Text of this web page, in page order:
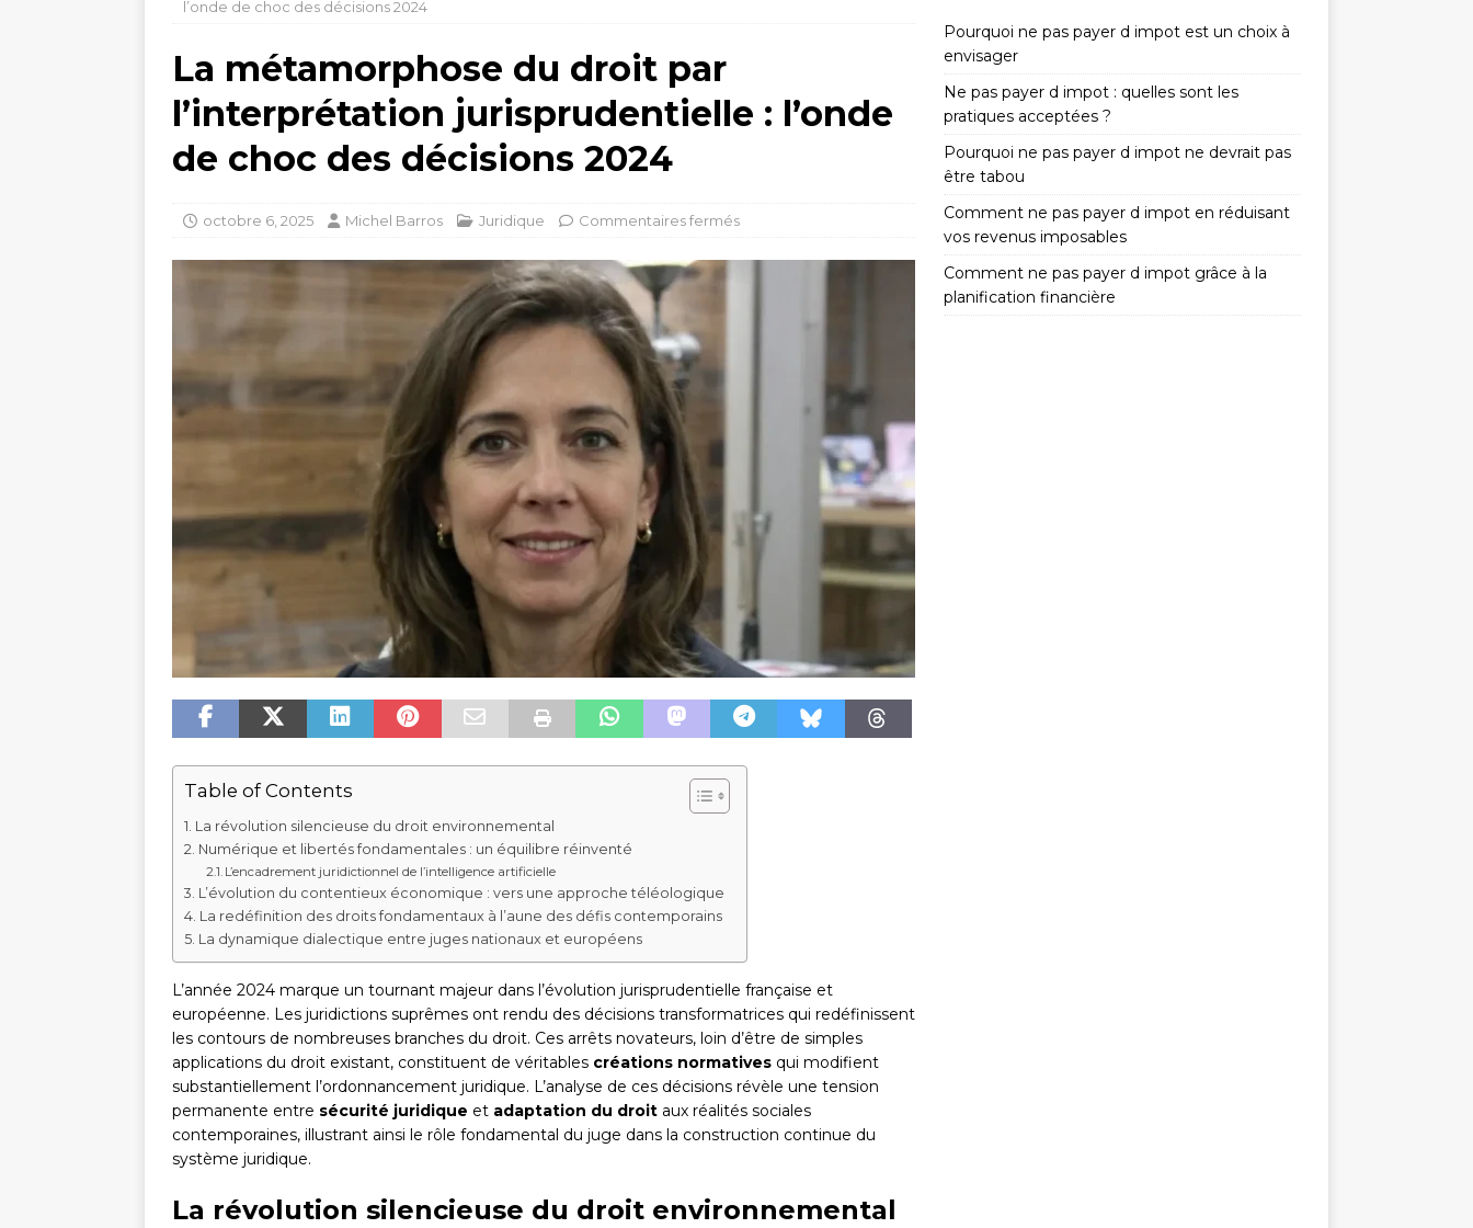
l’onde de choc des décisions 2024
La métamorphose du droit par
l’interprétation jurisprudentielle : l’onde
de choc des décisions 2024
octobre 6, 2025 Michel Barros Juridique Commentaires fermés
Table of Contents
La révolution silencieuse du droit environnemental
Numérique et libertés fondamentales : un équilibre réinventé
L’encadrement juridictionnel de l’intelligence artificielle
L’évolution du contentieux économique : vers une approche téléologique
La redéfinition des droits fondamentaux à l’aune des défis contemporains
La dynamique dialectique entre juges nationaux et européens
L’année 2024 marque un tournant majeur dans l’évolution jurisprudentielle française et
européenne. Les juridictions suprêmes ont rendu des décisions transformatrices qui redéfinissent
les contours de nombreuses branches du droit. Ces arrêts novateurs, loin d’être de simples
applications du droit existant, constituent de véritables créations normatives qui modifient
substantiellement l’ordonnancement juridique. L’analyse de ces décisions révèle une tension
permanente entre sécurité juridique et adaptation du droit aux réalités sociales
contemporaines, illustrant ainsi le rôle fondamental du juge dans la construction continue du
système juridique.
La révolution silencieuse du droit environnemental
Pourquoi ne pas payer d impot est un choix à
envisager
Ne pas payer d impot : quelles sont les
pratiques acceptées ?
Pourquoi ne pas payer d impot ne devrait pas
être tabou
Comment ne pas payer d impot en réduisant
vos revenus imposables
Comment ne pas payer d impot grâce à la
planification financière